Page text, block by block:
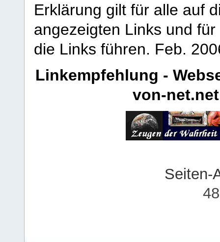
Erklärung gilt für alle auf
angezeigten Links und
die Links führen. Feb.
Linkempfehlung -
von-net.net
Seiten-